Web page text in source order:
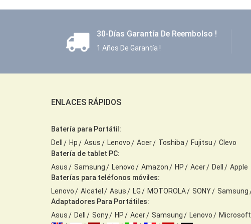
30-Días Garantía De Reembolso !
1 Años De Garantía !
ENLACES RÁPIDOS
Batería para Portátil:
Dell
Hp Asus Lenovo Acer Toshiba Fujitsu
Clevo
Batería de tablet PC:
Asus
Samsung Lenovo Amazon HP Acer Dell
Apple
Baterías para teléfonos móviles:
Lenovo
Alcatel Asus LG MOTOROLA SONY Samsung
Adaptadores Para Portátiles:
Asus
Dell Sony HP Acer Samsung Lenovo Microsoft